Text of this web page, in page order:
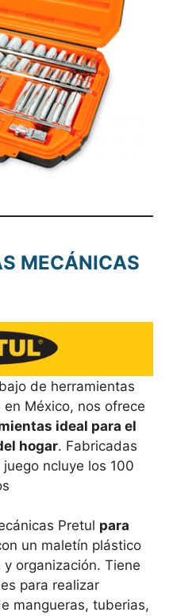
MECÁNICAS
de herramientas
México, nos ofrece
ideal para el
hogar. Fabricadas
ncluye los 100
Pretul para
un maletín plástico
organización. Tiene
para realizar
mangueras, tuberias,